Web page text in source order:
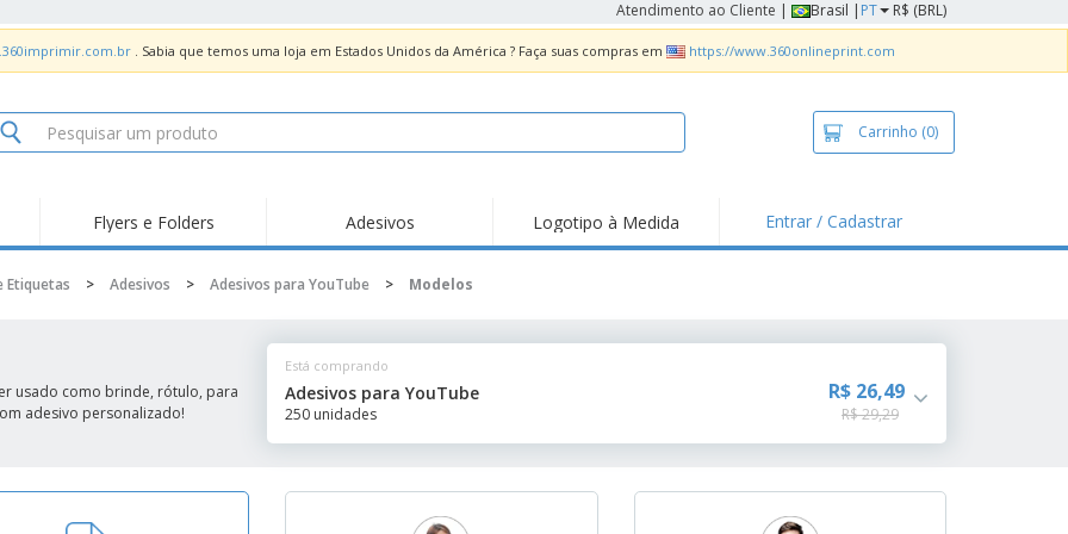
Atendimento ao Cliente | Brasil | PT R$ (BRL)
. Sabia que temos uma loja em Estados Unidos da América ? Faça suas compras em https://www.360onlineprint.com
Carrinho (0)
Tendências
Adesivos Vinil
Expositores
Malas e Mochilas
Sacos
Novidades
Protetor Facial
Ímã de Geladeira
Placa de Propaganda
Flyers e Folders Adesivos Logotipo à Medida Entrar / Cadastrar
Etiquetas > Adesivos > Adesivos para YouTube > Modelos
usado como brinde, rótulo, para
adesivo personalizado!
Está comprando
Adesivos para YouTube
250 unidades
R$ 26,49
R$ 29,29